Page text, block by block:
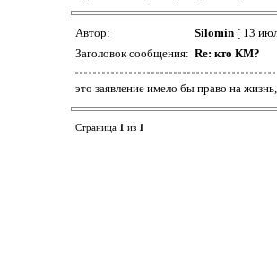
Автор: Silomin[ 13
Заголовок сообщения: Re: кто КМ?
это заявление имело бы право на
Страница 1 из 1